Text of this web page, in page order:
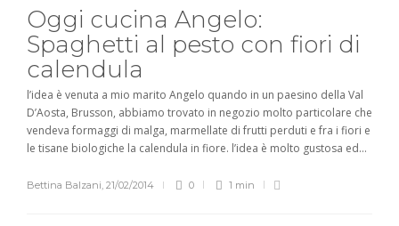
Oggi cucina Angelo:
Spaghetti al pesto con fiori di
calendula
l’idea è venuta a mio marito Angelo quando in un paesino della Val
D’Aosta, Brusson, abbiamo trovato in negozio molto particolare che
vendeva formaggi di malga, marmellate di frutti perduti e fra i fiori e
le tisane biologiche la calendula in fiore. l’idea è molto gustosa ed...
Bettina Balzani, 21/02/2014 0 1 min